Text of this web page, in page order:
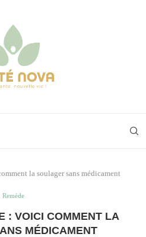
la soulager sans médicament
Remède
: VOICI COMMENT LA
MÉDICAMENT